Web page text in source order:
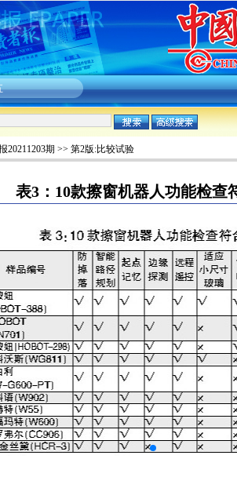
20211203期 >> 第2版:比较试验
表3：10款擦窗机器人功能检查